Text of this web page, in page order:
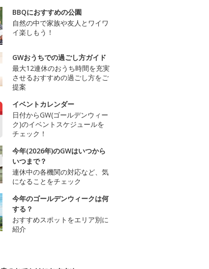
BBQにおすすめの公園
自然の中で家族や友人とワイワ
イ楽しもう！
GWおうちでの過ごし方ガイド
最大12連休のおうち時間を充実
させるおすすめの過ごし方をご
提案
イベントカレンダー
日付からGW(ゴールデンウィー
ク)のイベントスケジュールを
チェック！
今年(2026年)のGWはいつから
いつまで？
連休中の各機関の対応など、気
になることをチェック
今年のゴールデンウィークは何
する？
おすすめスポットをエリア別に
紹介